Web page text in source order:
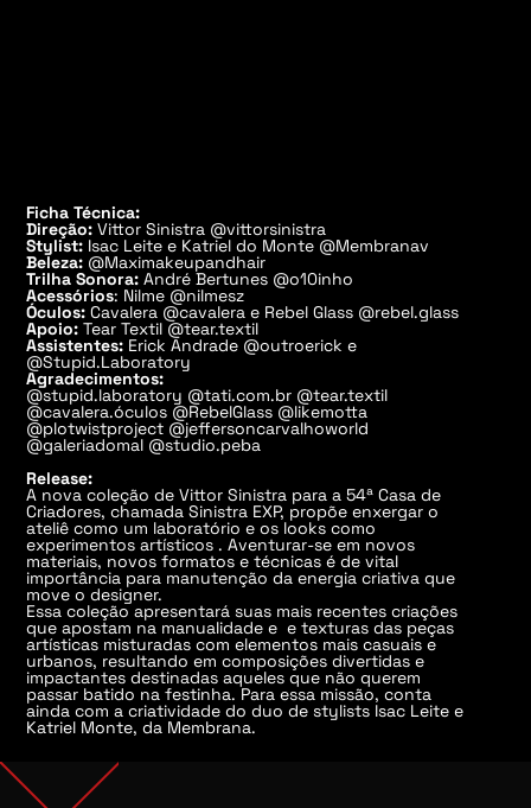
Ficha Técnica:
Direção:Vittor Sinistra @vittorsinistra
Stylist: Isac Leite e Katriel do Monte @Membranav
Beleza: @Maximakeupandhair
Trilha Sonora:André Bertunes @o10inho
Acessórios: Nilme @nilmesz
Óculos:Cavalera @cavalera e Rebel Glass @rebel.glass
Apoio: Tear Textil @tear.textil
Assistentes: Erick Andrade @outroerick e
@Stupid.Laboratory
Agradecimentos:
@stupid.laboratory @tati.com.br @tear.textil
@cavalera.óculos @RebelGlass @likemotta
@plotwistproject @jeffersoncarvalhoworld
@galeriadomal @studio.peba
Release:
A nova coleção de Vittor Sinistra para a 54ª Casa de
Criadores, chamada Sinistra EXP, propõe enxergar o
ateliê como um laboratório e os looks como
experimentos artísticos . Aventurar-se em novos
materiais, novos formatos e técnicas é de vital
importância para manutenção da energia criativa que
move o designer.
Essa coleção apresentará suas mais recentes criações
que apostam na manualidade e e texturas das peças
artísticas misturadas com elementos mais casuais e
urbanos, resultando em composições divertidas e
impactantes destinadas aqueles que não querem
passar batido na festinha. Para essa missão, conta
ainda com a criatividade do duo de stylists Isac Leite e
Katriel Monte, da Membrana.